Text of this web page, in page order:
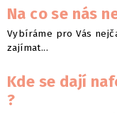
Na co se nás
Vybíráme pro Vás
zajímat...
Kde se dají
?